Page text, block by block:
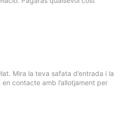
Mira la teva safata d’entrada i la
contacte amb l’allotjament per